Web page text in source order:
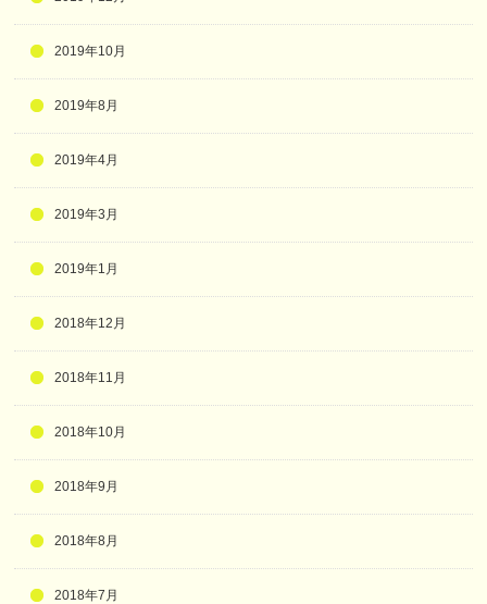
2019年10月
2019年8月
2019年4月
2019年3月
2019年1月
2018年12月
2018年11月
2018年10月
2018年9月
2018年8月
2018年7月